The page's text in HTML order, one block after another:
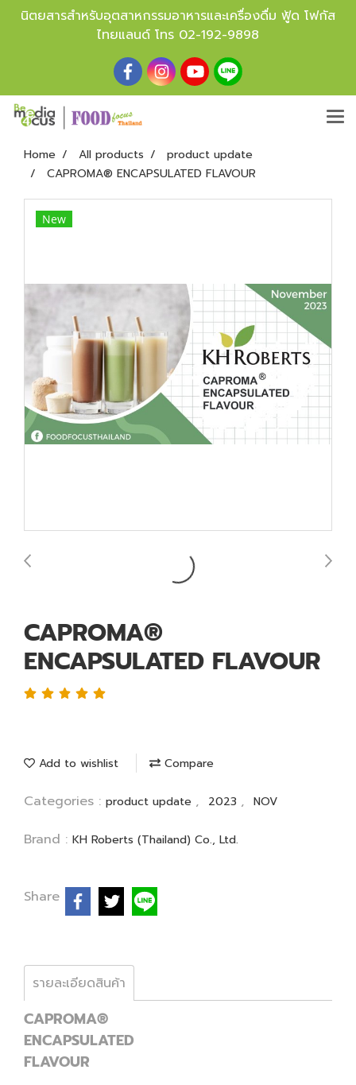
นิตยสารสำหรับอุตสาหกรรมอาหารและเครื่องดื่ม ฟู้ด โฟกัส
ไทยแลนด์ โทร 02-192-9898
Home All products
product update
CAPROMA® ENCAPSULATED FLAVOUR
New
CAPROMA®
ENCAPSULATED FLAVOUR
Add to wishlist Compare
Categories : product update , 2023 , NOV
Brand : KH Roberts (Thailand) Co., Ltd.
Share
รายละเอียดสินค้า
CAPROMA®
ENCAPSULATED
FLAVOUR